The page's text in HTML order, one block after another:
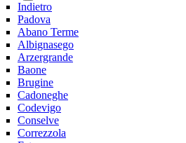
Indietro
Padova
Abano Terme
Albignasego
Arzergrande
Baone
Brugine
Cadoneghe
Codevigo
Conselve
Correzzola